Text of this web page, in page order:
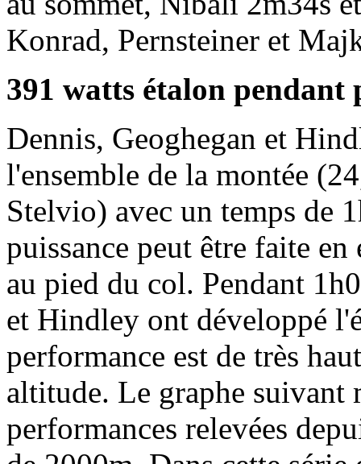
Konrad, Pernsteiner et
391 watts étalon
Dennis, Geoghegan et
l'ensemble de la montée
Stelvio) avec un temps de
puissance peut être faite
au pied du col. Pendant
et Hindley ont développé
performance est de très
altitude. Le graphe suivant
performances relevées